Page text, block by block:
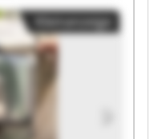
Handel GmbH
Handel GmbH
Handel GmbH
Handel GmbH
Handel GmbH
Handel GmbH
Handel GmbH
Handel GmbH
Kleinanzeige